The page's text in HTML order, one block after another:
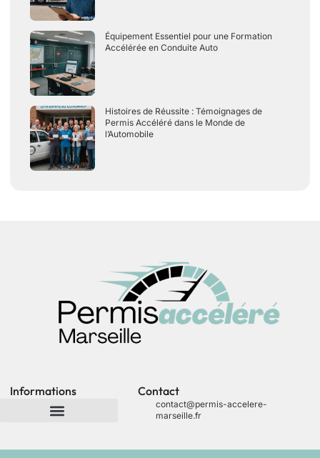
Équipement Essentiel pour une Formation
Accélérée en Conduite Auto
Histoires de Réussite : Témoignages de
Permis Accéléré dans le Monde de
l’Automobile
Informations Contact
contact@permis-accelere-
marseille.fr